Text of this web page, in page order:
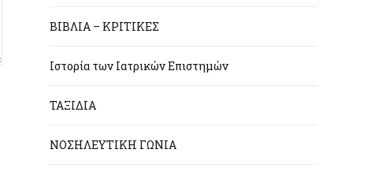
ΒΙΒΛΙΑ – ΚΡΙΤΙΚΕΣ
Ιστορία των Ιατρικών Επιστημών
ΤΑΞΙΔΙΑ
ΝΟΣΗΛΕΥΤΙΚΗ ΓΩΝΙΑ